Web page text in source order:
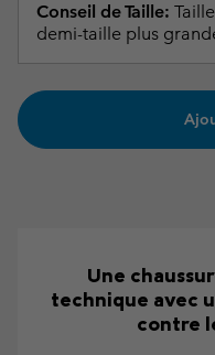
Conseil de Taille:
demi-taille plus
Une
technique avec
contre